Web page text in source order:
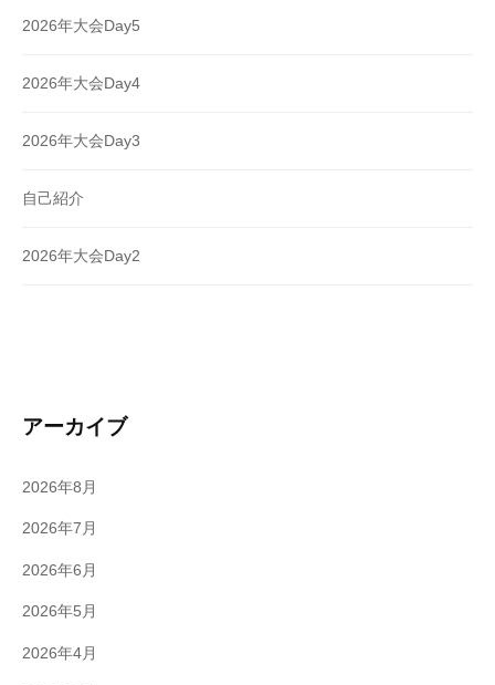
2026年大会Day5
2026年大会Day4
2026年大会Day3
自己紹介
2026年大会Day2
アーカイブ
2026年8月
2026年7月
2026年6月
2026年5月
2026年4月